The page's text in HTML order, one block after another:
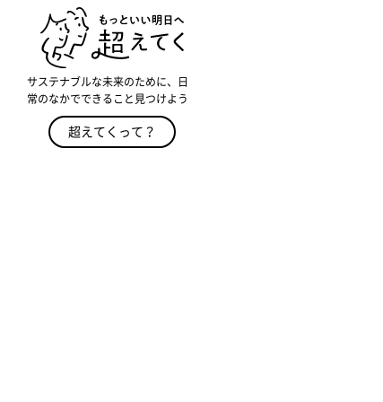
サステナブルな未来のために、日
常のなかでできること見つけよう
超えてくって？